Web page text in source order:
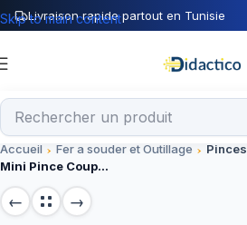
Livraison rapide partout en Tunisie
Skip to main content
Accueil Fer a souder et Outillage
Mini Pince Coupante Sumex en Acier Trempé pour Électronique